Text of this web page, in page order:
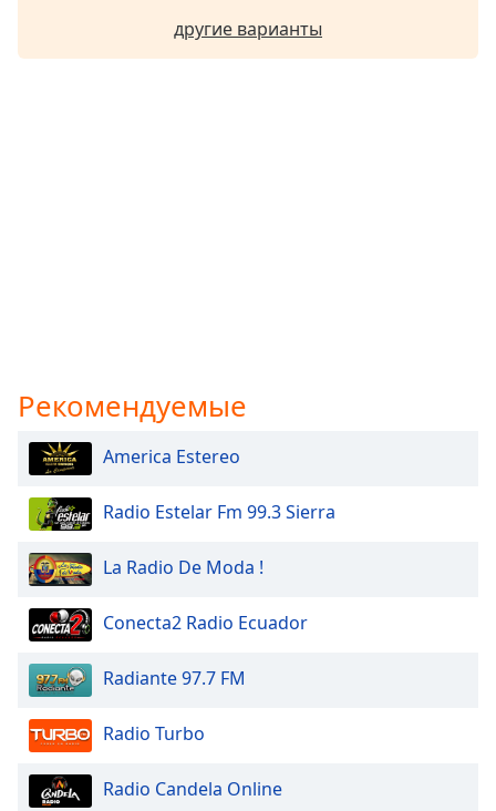
другие варианты
Рекомендуемые
America Estereo
Radio Estelar Fm 99.3 Sierra
La Radio De Moda !
Conecta2 Radio Ecuador
Radiante 97.7 FM
Radio Turbo
Radio Candela Online